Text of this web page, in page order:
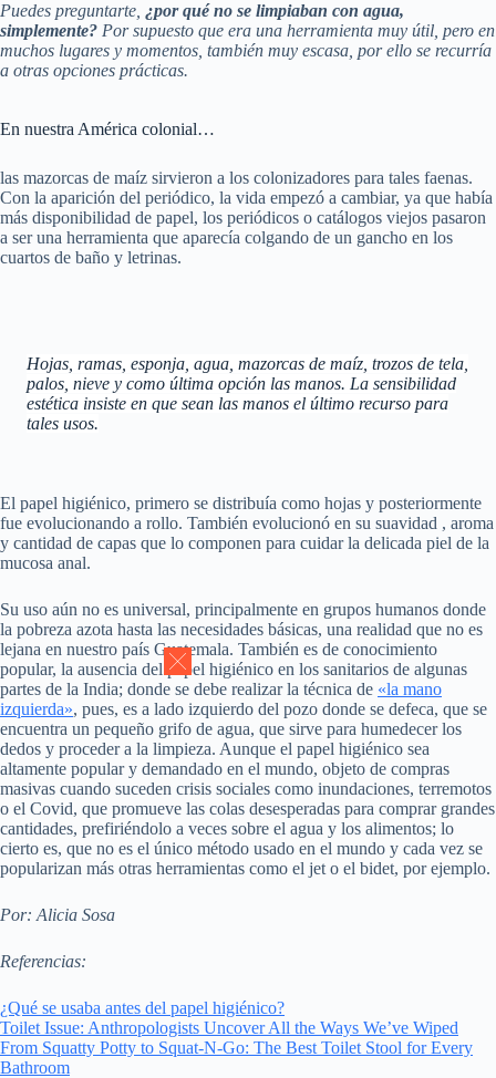
Puedes preguntarte, ¿por qué no se limpiaban con agua,
simplemente? Por supuesto que era una herramienta muy útil, pero en
muchos lugares y momentos, también muy escasa, por ello se recurría
a otras opciones prácticas.
En nuestra América colonial…
las mazorcas de maíz sirvieron a los colonizadores para tales faenas.
Con la aparición del periódico, la vida empezó a cambiar, ya que había
más disponibilidad de papel, los periódicos o catálogos viejos pasaron
a ser una herramienta que aparecía colgando de un gancho en los
cuartos de baño y letrinas.
Hojas, ramas, esponja, agua, mazorcas de maíz, trozos de tela,
palos, nieve y como última opción las manos. La sensibilidad
estética insiste en que sean las manos el último recurso para
tales usos.
El papel higiénico, primero se distribuía como hojas y posteriormente
fue evolucionando a rollo. También evolucionó en su suavidad , aroma
y cantidad de capas que lo componen para cuidar la delicada piel de la
mucosa anal.
Su uso aún no es universal, principalmente en grupos humanos donde
la pobreza azota hasta las necesidades básicas, una realidad que no es
lejana en nuestro país Guatemala. También es de conocimiento
popular, la ausencia del papel higiénico en los sanitarios de algunas
partes de la India; donde se debe realizar la técnica de «la mano
izquierda», pues, es a lado izquierdo del pozo donde se defeca, que se
encuentra un pequeño grifo de agua, que sirve para humedecer los
dedos y proceder a la limpieza. Aunque el papel higiénico sea
altamente popular y demandado en el mundo, objeto de compras
masivas cuando suceden crisis sociales como inundaciones, terremotos
o el Covid, que promueve las colas desesperadas para comprar grandes
cantidades, prefiriéndolo a veces sobre el agua y los alimentos; lo
cierto es, que no es el único método usado en el mundo y cada vez se
popularizan más otras herramientas como el jet o el bidet, por ejemplo.
Por: Alicia Sosa
Referencias:
¿Qué se usaba antes del papel higiénico?
Toilet Issue: Anthropologists Uncover All the Ways We’ve Wiped
From Squatty Potty to Squat-N-Go: The Best Toilet Stool for Every
Bathroom